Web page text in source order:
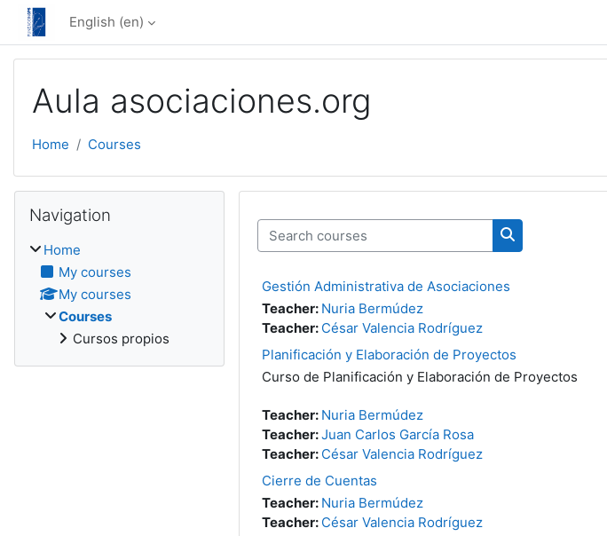
Skip to main content
English ‎(en)‎
Aula asociaciones.org
Home Courses
Search courses
Search courses
Gestión Administrativa de Asociaciones
Teacher: Nuria Bermúdez
Teacher: César Valencia Rodríguez
Planificación y Elaboración de Proyectos
Curso de Planificación y Elaboración de Proyectos
Teacher: Nuria Bermúdez
Teacher:Juan Carlos García Rosa
Teacher: César Valencia Rodríguez
Cierre de Cuentas
Teacher: Nuria Bermúdez
Teacher: César Valencia Rodríguez
Blocks
Navigation
Home
My courses
My courses
Courses
Cursos propios